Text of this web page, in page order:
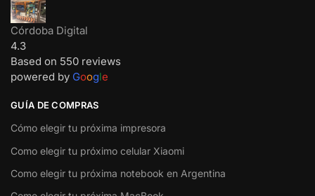
Córdoba Digital
4.3
Based on 550 reviews
powered by Google
GUÍA DE COMPRAS
Cómo elegir tu próxima impresora
Como elegir tu próximo celular Xiaomi
Como elegir tu próxima notebook en Argentina